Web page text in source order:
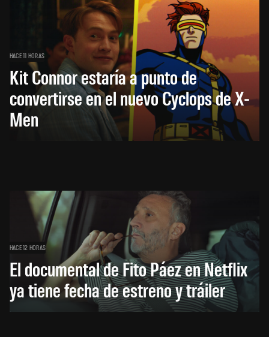
HACE 11 HORAS
Kit Connor estaría a punto de
convertirse en el nuevo Cyclops de X-
Men
HACE 12 HORAS
El documental de Fito Páez en Netflix
ya tiene fecha de estreno y tráiler